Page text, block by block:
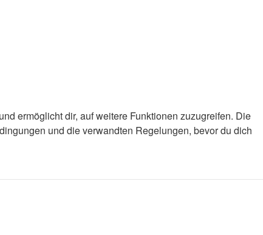
ermöglicht dir, auf weitere Funktionen zuzugreifen. Die
und die verwandten Regelungen, bevor du dich